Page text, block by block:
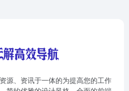
源、资讯于一体的为提高您的工作